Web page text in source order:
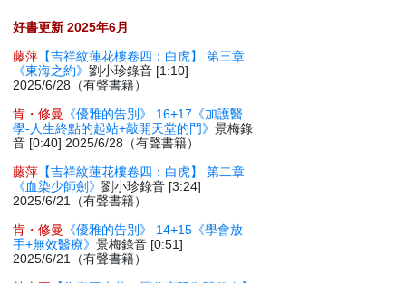
好書更新 2025年6月
藤萍 【吉祥紋蓮花樓卷四：白虎】 第三章
《東海之約》劉小珍錄音 [1:10]
2025/6/28（有聲書籍）
肯・修曼
《優雅的告別》 16+17《加護醫
學-人生終點的起站+敲開天堂的門》景梅錄
音 [0:40] 2025/6/28（有聲書籍）
藤萍 【吉祥紋蓮花樓卷四：白虎】 第二章
《血染少師劍》劉小珍錄音 [3:24]
2025/6/21（有聲書籍）
肯・修曼
《優雅的告別》 14+15《學會放
手+無效醫療》景梅錄音 [0:51]
2025/6/21（有聲書籍）